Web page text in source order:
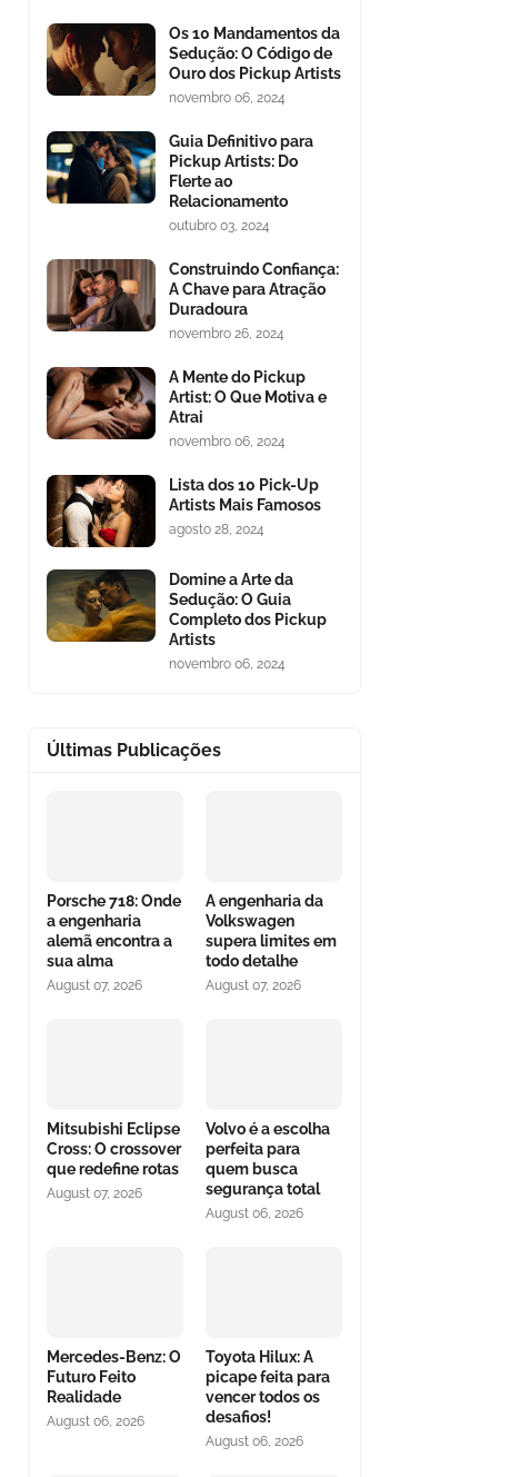
Os 10 Mandamentos da
Sedução: O Código de
Ouro dos Pickup Artists
novembro 06, 2024
Guia Definitivo para
Pickup Artists: Do
Flerte ao
Relacionamento
outubro 03, 2024
Construindo Confiança:
A Chave para Atração
Duradoura
novembro 26, 2024
A Mente do Pickup
Artist: O Que Motiva e
Atrai
novembro 06, 2024
Lista dos 10 Pick-Up
Artists Mais Famosos
agosto 28, 2024
Domine a Arte da
Sedução: O Guia
Completo dos Pickup
Artists
novembro 06, 2024
Últimas Publicações
Porsche 718: Onde
a engenharia
alemã encontra a
sua alma
August 07, 2026
A engenharia da
Volkswagen
supera limites em
todo detalhe
August 07, 2026
Mitsubishi Eclipse
Cross: O crossover
que redefine rotas
August 07, 2026
Volvo é a escolha
perfeita para
quem busca
segurança total
August 06, 2026
Mercedes-Benz: O
Futuro Feito
Realidade
August 06, 2026
Toyota Hilux: A
picape feita para
vencer todos os
desafios!
August 06, 2026